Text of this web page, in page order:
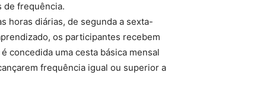
de frequência.
horas diárias, de segunda a sexta-
os participantes recebem
concedida uma cesta básica mensal
frequência igual ou superior a